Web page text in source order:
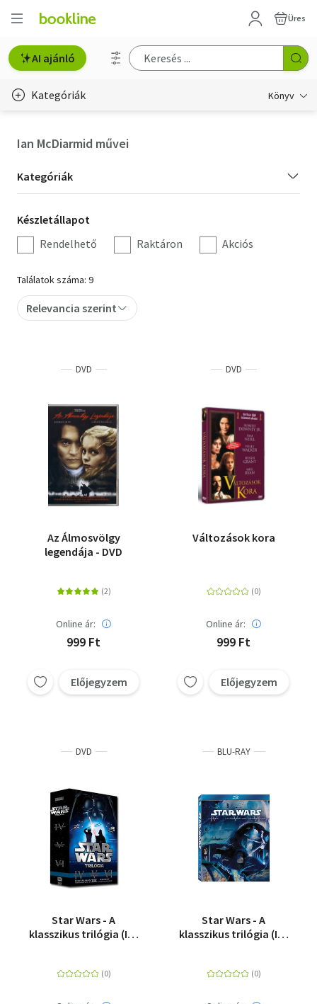
Üres
AI ajánló
Kategóriák Könyv
Hobbi, szabadidő
Irodalom
Művészet
Szakkönyv
Tankönyv, segédkönyv
Társadalomtudomány
Természettudomány
Történelem
Ian McDiarmid művei
Kategória
szűrés
Kategóriák
Készletállapot
szűrés
Készletállapot
Rendelhető
Raktáron Akciós
Találatok száma: 9
Relevancia szerint
DVD
Az Álmosvölgy
legendája - DVD
Online ár:
999 Ft
Előjegyzem
DVD
Változások kora
Online ár:
999 Ft
Előjegyzem
DVD
Star Wars - A
klasszikus trilógia (IV-
BLU-RAY
Star Wars - A
klasszikus trilógia (IV-
Birodalom visszavág -